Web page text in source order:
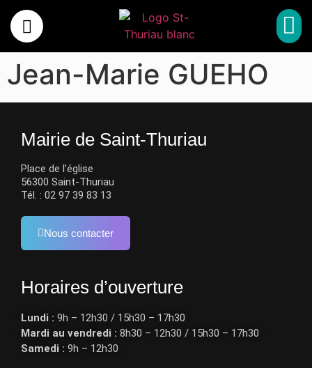
Jean-Marie GUEHO
Mairie de Saint-Thuriau
Place de l’église
56300 Saint-Thuriau
Tél. : 02 97 39 83 13
Nous contacter
Horaires d’ouverture​
Lundi : 9h – 12h30 / 15h30 – 17h30
Mardi au vendredi : 8h30 – 12h30 / 15h30 – 17h30
Samedi : 9h – 12h30